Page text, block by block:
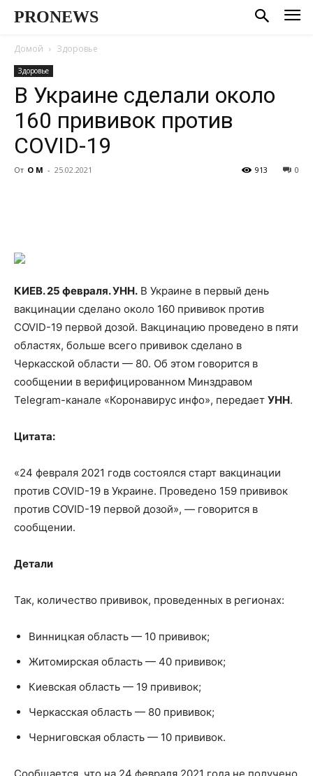
PRONEWS
Домой Здоровье
Здоровье
В Украине сделали около
160 прививок против
COVID-19
От О М - 25.02.2021 0
913
КИЕВ. 25 февраля. УНН. В Украине в первый день
вакцинации сделано около 160 прививок против
COVID-19 первой дозой. Вакцинацию проведено в пяти
областях, больше всего прививок сделано в
Черкасской области — 80. Об этом говорится в
сообщении в верифицированном Минздравом
Telegram-канале «Коронавирус инфо», передает УНН.
Цитата:
«24 февраля 2021 годв состоялся старт вакцинации
против COVID-19 в Украине. Проведено 159 прививок
против COVID-19 первой дозой», — говорится в
сообщении.
Детали
Так, количество прививок, проведенных в регионах:
Винницкая область — 10 прививок;
Житомирская область — 40 прививок;
Киевская область — 19 прививок;
Черкасская область — 80 прививок;
Черниговская область — 10 прививок.
Сообщается, что на 24 февраля 2021 года не получено